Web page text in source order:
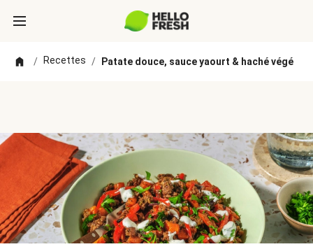
/ Recettes / Patate douce, sauce yaourt & haché végé